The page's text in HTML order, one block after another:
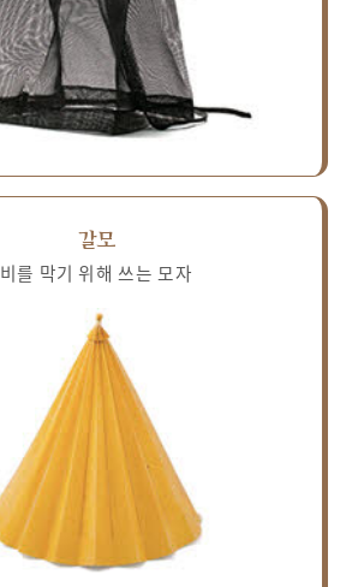
갈모
비를 막기 위해 쓰는 모자